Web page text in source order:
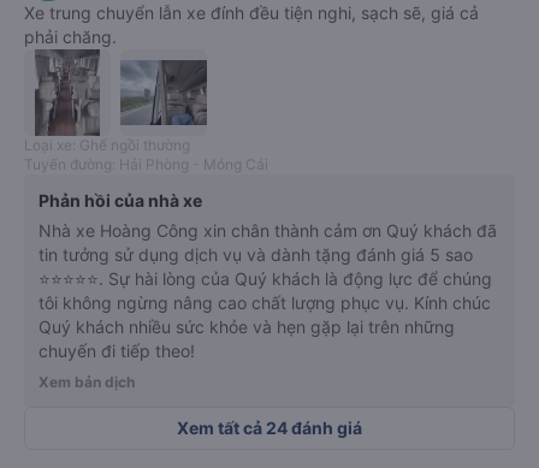
Xe trung chuyển lẫn xe đính đều tiện nghi, sạch sẽ, giá cả
phải chăng.
Loại xe: Ghế ngồi thường
Tuyến đường: Hải Phòng - Móng Cái
Phản hồi của nhà xe
Nhà xe Hoàng Công xin chân thành cảm ơn Quý khách đã
tin tưởng sử dụng dịch vụ và dành tặng đánh giá 5 sao
⭐⭐⭐⭐⭐. Sự hài lòng của Quý khách là động lực để chúng
tôi không ngừng nâng cao chất lượng phục vụ. Kính chúc
Quý khách nhiều sức khỏe và hẹn gặp lại trên những
chuyến đi tiếp theo!
Xem bản dịch
Xem tất cả 24 đánh giá